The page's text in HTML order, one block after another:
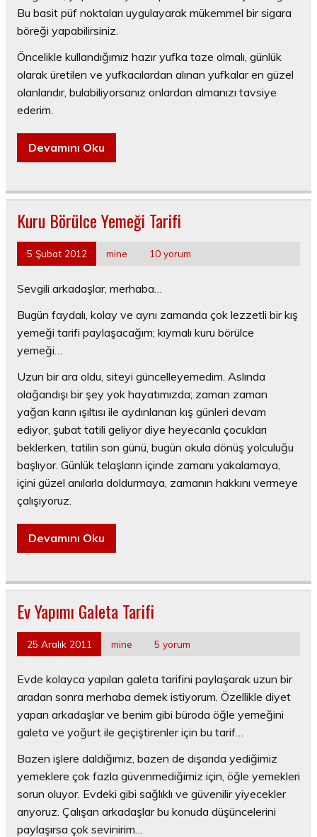
Bu basit püf noktaları uygulayarak mükemmel bir sigara
böreği yapabilirsiniz.
Öncelikle kullandığımız hazır yufka taze olmalı, günlük
olarak üretilen ve yufkacılardan alınan yufkalar en güzel
olanlarıdır, bulabiliyorsanız onlardan almanızı tavsiye
ederim.
Devamını Oku
Kuru Börülce Yemeği Tarifi
5 Şubat 2012 mine 10 yorum
Sevgili arkadaşlar, merhaba…
Bugün faydalı, kolay ve aynı zamanda çok lezzetli bir kış
yemeği tarifi paylaşacağım; kıymalı kuru börülce
yemeği…
Uzun bir ara oldu, siteyi güncelleyemedim. Aslında
olağandışı bir şey yok hayatımızda; zaman zaman
yağan karın ışıltısı ile aydınlanan kış günleri devam
ediyor, şubat tatili geliyor diye heyecanla çocukları
beklerken, tatilin son günü, bugün okula dönüş yolculuğu
başlıyor. Günlük telaşların içinde zamanı yakalamaya,
içini güzel anılarla doldurmaya, zamanın hakkını vermeye
çalışıyoruz.
Devamını Oku
Ev Yapımı Galeta Tarifi
25 Aralık 2011 mine 5 yorum
Evde kolayca yapılan galeta tarifini paylaşarak uzun bir
aradan sonra merhaba demek istiyorum. Özellikle diyet
yapan arkadaşlar ve benim gibi büroda öğle yemeğini
galeta ve yoğurt ile geçiştirenler için bu tarif…
Bazen işlere daldığımız, bazen de dışarıda yediğimiz
yemeklere çok fazla güvenmediğimiz için, öğle yemekleri
sorun oluyor. Evdeki gibi sağlıklı ve güvenilir yiyecekler
arıyoruz. Çalışan arkadaşlar bu konuda düşüncelerini
paylaşırsa çok sevinirim…